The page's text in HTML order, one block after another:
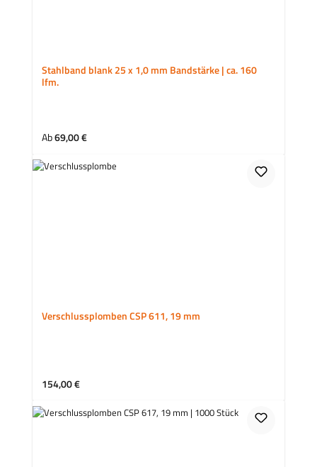
Stahlband blank 25 x 1,0 mm Bandstärke | ca. 160
lfm.
Regulärer Preis:
Ab69,00 €
Verschlussplomben CSP 611, 19 mm
Regulärer Preis:
154,00 €